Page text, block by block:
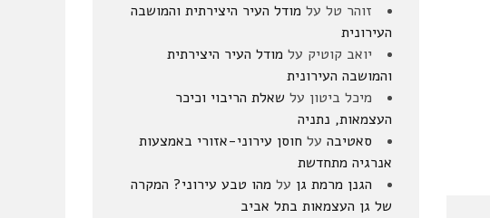
זוהר טל על מודל העיר היצירתית והמושבה
העירונית
יואב קוטיק על מודל העיר היצירתית
והמושבה העירונית
מיכל ביטון על שאלת הריבוי וכיכר
העצמאות, נתניה
סאטיבה על חוסן עירוני-אזורי באמצעות
אנרגיה מתחדשת
הגנן מרמת גן על מהו טבע עירוני? המקרה
של גן העצמאות בתל אביב